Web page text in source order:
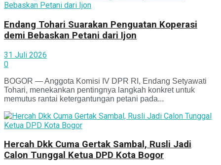
Endang Tohari Suarakan Penguatan Koperasi
demi Bebaskan Petani dari Ijon
31 Juli 2026
0
BOGOR — Anggota Komisi IV DPR RI, Endang Setyawati
Tohari, menekankan pentingnya langkah konkret untuk
memutus rantai ketergantungan petani pada...
Hercah Dkk Cuma Gertak Sambal, Rusli Jadi
Calon Tunggal Ketua DPD Kota Bogor